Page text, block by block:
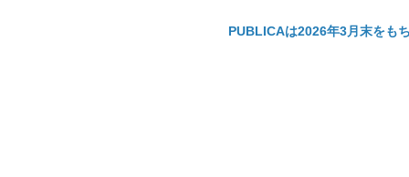
PUBLICAは2026年3月末をも